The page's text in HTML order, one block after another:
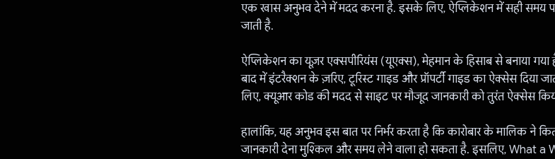
एक खास अनुभव देने में मदद करना है. इसके लिए, ऐप्लिकेशन में सही समय
जाती है.
ऐप्लिकेशन का यूज़र एक्सपीरियंस (यूएक्स), मेहमान के हिसाब से बनाया
बाद में इंटरैक्शन के ज़रिए, टूरिस्ट गाइड और प्रॉपर्टी गाइड का ऐक्सेस दिया
लिए, क्यूआर कोड की मदद से साइट पर मौजूद जानकारी को तुरंत ऐक्सेस
हालांकि, यह अनुभव इस बात पर निर्भर करता है कि कारोबार के मालिक ने
जानकारी देना मुश्किल और समय लेने वाला हो सकता है. इसलिए, What a